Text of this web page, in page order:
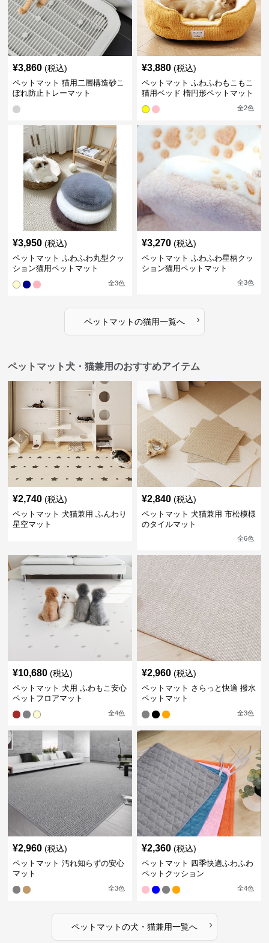
¥3,860 (税込)
ペットマット 猫用二層構造砂こ
ぼれ防止トレーマット
¥3,880 (税込)
ペットマット ふわふわもこもこ
猫用ベッド 楕円形ペットマット
全2色
¥3,950 (税込)
ペットマット ふわふわ丸型クッ
ション猫用ペットマット
全3色
¥3,270 (税込)
ペットマット ふわふわ星柄クッ
ション猫用ペットマット
全3色
ペットマットの猫用一覧へ ›
ペットマット犬・猫兼用のおすすめアイテム
¥2,740 (税込)
ペットマット 犬猫兼用 ふんわり
星空マット
¥2,840 (税込)
ペットマット 犬猫兼用 市松模様
のタイルマット
全6色
¥10,680 (税込)
ペットマット 犬用 ふわもこ安心
ペットフロアマット
全4色
¥2,960 (税込)
ペットマット さらっと快適 撥水
ペットマット
全3色
¥2,960 (税込)
ペットマット 汚れ知らずの安心
マット
全3色
¥2,360 (税込)
ペットマット 四季快適ふわふわ
ペットクッション
全4色
ペットマットの犬・猫兼用一覧へ ›